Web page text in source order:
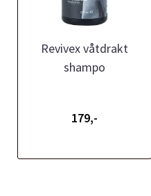
Revivex våtdrakt
shampo
179,-